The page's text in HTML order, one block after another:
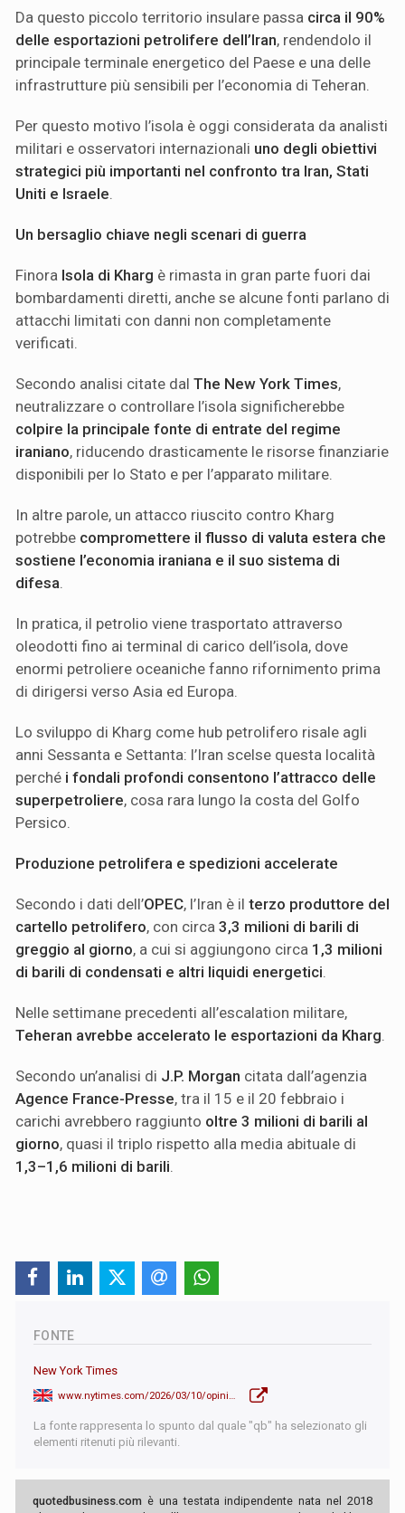
Da questo piccolo territorio insulare passa circa il 90%
delle esportazioni petrolifere dell’Iran, rendendolo il
principale terminale energetico del Paese e una delle
infrastrutture più sensibili per l’economia di Teheran.
Per questo motivo l’isola è oggi considerata da analisti
militari e osservatori internazionali uno degli obiettivi
strategici più importanti nel confronto tra Iran, Stati
Uniti e Israele
Un bersaglio chiave negli scenari di guerra
Finora Isola di Kharg è rimasta in gran parte fuori dai
bombardamenti diretti, anche se alcune fonti parlano di
attacchi limitati con danni non completamente
verificati.
Secondo analisi citate dal The New York Times,
neutralizzare o controllare l’isola significherebbe
colpire la principale fonte di entrate del regime
iraniano, riducendo drasticamente le risorse finanziarie
disponibili per lo Stato e per l’apparato militare.
In altre parole, un attacco riuscito contro Kharg
potrebbe compromettere il flusso di valuta estera che
sostiene l’economia iraniana e il suo sistema di
difesa
In pratica, il petrolio viene trasportato attraverso
oleodotti fino ai terminal di carico dell’isola, dove
enormi petroliere oceaniche fanno rifornimento prima
di dirigersi verso Asia ed Europa.
Lo sviluppo di Kharg come hub petrolifero risale agli
anni Sessanta e Settanta: l’Iran scelse questa località
perché i fondali profondi consentono l’attracco delle
superpetroliere, cosa rara lungo la costa del Golfo
Persico.
Produzione petrolifera e spedizioni accelerate
Secondo i dati dell’OPEC, l’Iran è il terzo produttore del
cartello petrolifero, con circa 3,3 milioni di barili di
greggio al giorno, a cui si aggiungono circa 1,3 milioni
di barili di condensati e altri liquidi energetici
Nelle settimane precedenti all’escalation militare,
Teheran avrebbe accelerato le esportazioni da Kharg
Secondo un’analisi di J.P. Morgan citata dall’agenzia
Agence France-Presse, tra il 15 e il 20 febbraio i
carichi avrebbero raggiunto oltre 3 milioni di barili al
giorno, quasi il triplo rispetto alla media abituale di
1,3–1,6 milioni di barili
FONTE
New York Times
www.nytimes.com/2026/03/10/opinion/how-does-this-end-four-scenarios-for-what-comes-next-with-iran.html
La fonte rappresenta lo spunto dal quale "qb" ha selezionato gli
elementi ritenuti più rilevanti.
quotedbusiness.com è una testata indipendente nata nel 2018